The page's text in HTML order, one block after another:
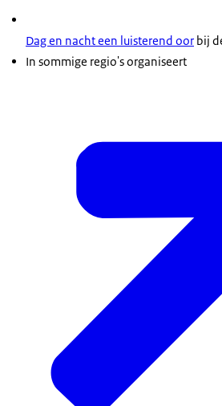
Dag en nacht een luisterend oor bij
In sommige regio's organiseert